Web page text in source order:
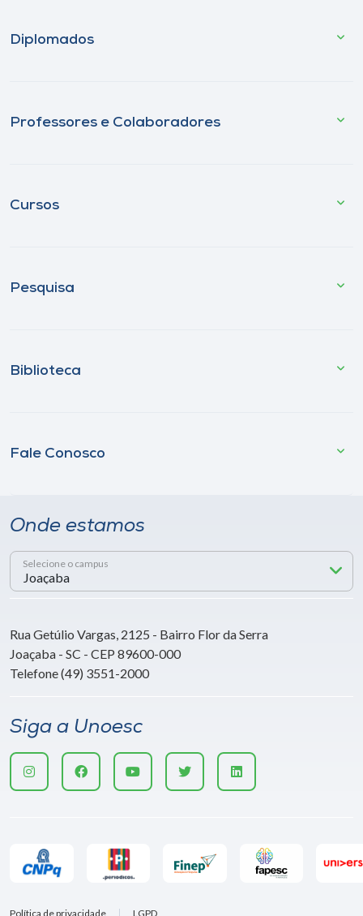
Diplomados
Professores e Colaboradores
Cursos
Pesquisa
Biblioteca
Fale Conosco
Onde estamos
Selecione o campus
Rua Getúlio Vargas, 2125 - Bairro Flor da Serra
Joaçaba - SC - CEP 89600-000
Telefone (49) 3551-2000
Siga a Unoesc
Política de privacidade LGPD